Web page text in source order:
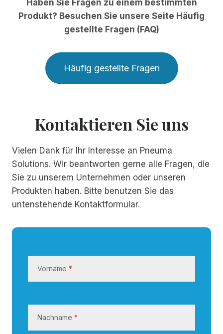
Haben Sie Fragen zu einem bestimmten
Produkt? Besuchen Sie unsere Seite Häufig
gestellte Fragen (FAQ)
Häufig gestellte Fragen
Kontaktieren Sie uns
Vielen Dank für Ihr Interesse an Pneuma
Solutions. Wir beantworten gerne alle Fragen, die
Sie zu unserem Unternehmen oder unseren
Produkten haben. Bitte benutzen Sie das
untenstehende Kontaktformular.
a
t
Vorname *
Nachname *